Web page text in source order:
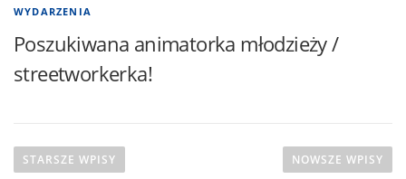
WYDARZENIA
Poszukiwana animatorka młodzieży /
streetworkerka!
STARSZE WPISY NOWSZE WPISY